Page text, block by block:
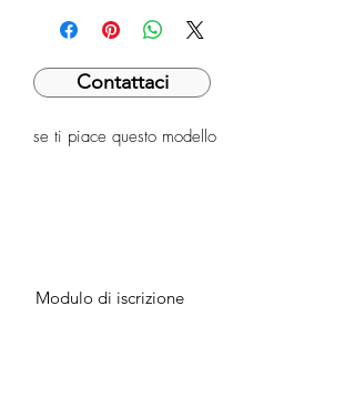
Contattaci
se ti piace questo modello
Modulo di iscrizione